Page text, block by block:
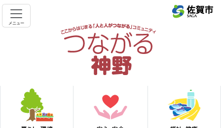
メニュー